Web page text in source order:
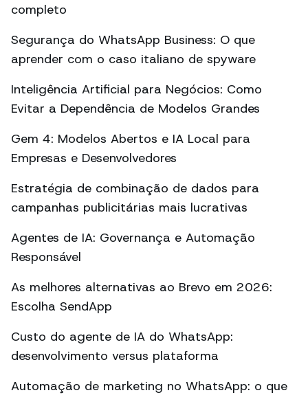
completo
Segurança do WhatsApp Business: O que
aprender com o caso italiano de spyware
Inteligência Artificial para Negócios: Como
Evitar a Dependência de Modelos Grandes
Gem 4: Modelos Abertos e IA Local para
Empresas e Desenvolvedores
Estratégia de combinação de dados para
campanhas publicitárias mais lucrativas
Agentes de IA: Governança e Automação
Responsável
As melhores alternativas ao Brevo em 2026:
Escolha SendApp
Custo do agente de IA do WhatsApp:
desenvolvimento versus plataforma
Automação de marketing no WhatsApp: o que